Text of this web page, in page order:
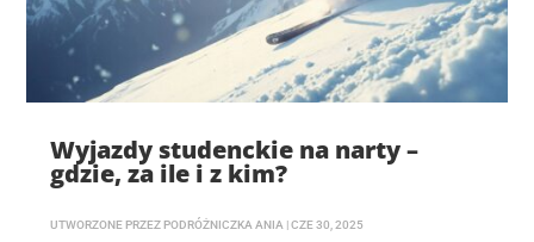
Wyjazdy studenckie na narty –
gdzie, za ile i z kim?
UTWORZONE PRZEZ PODRÓŻNICZKA ANIA |CZE 30, 2025